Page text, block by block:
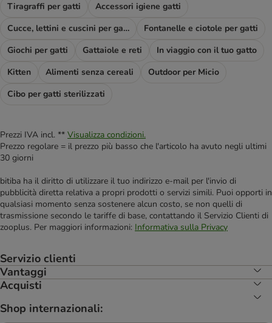
Tiragraffi per gatti
Accessori igiene gatti
Cucce, lettini e cuscini per gatti
Fontanelle e ciotole per gatti
Giochi per gatti
Gattaiole e reti
In viaggio con il tuo gatto
Kitten
Alimenti senza cereali
Outdoor per Micio
Cibo per gatti sterilizzati
Prezzi IVA incl. ** Visualizza condizioni.
Prezzo regolare = il prezzo più basso che l'articolo ha avuto negli ultimi
30 giorni
bitiba ha il diritto di utilizzare il tuo indirizzo e-mail per l'invio di
pubblicità diretta relativa a propri prodotti o servizi simili. Puoi opporti in
qualsiasi momento senza sostenere alcun costo, se non quelli di
trasmissione secondo le tariffe di base, contattando il Servizio Clienti di
zooplus. Per maggiori informazioni: Informativa sulla Privacy
Servizio clienti
Vantaggi
Acquisti
Shop internazionali: